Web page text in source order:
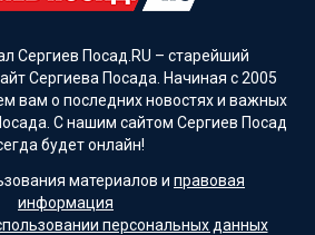
Сергиев Посад.RU – старейший
Сергиева Посада. Начиная с 2005
вам о последних новостях и важных
С нашим сайтом Сергиев Посад
будет онлайн!
материалов и правовая
информация
персональных данных